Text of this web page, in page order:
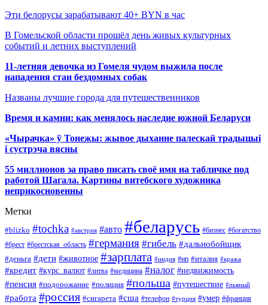
Эти белорусы зарабатывают 40+ BYN в час
В Гомельской области прошёл день живых культурных
событий и летних выступлений
11-летняя девочка из Гомеля чудом выжила после
нападения стаи бездомных собак
Названы лучшие города для путешественников
Время и камни: как менялось наследие южной Беларуси
«Чырачка» ў Тонежы: жывое дыханне палескай традыцыі
і сустрэча вясны
55 миллионов за право писать своё имя на табличке под
работой Шагала. Картины витебского художника
неприкосновенны
Метки
#blizko #tochka #австрия #авто #беларусь #бизнес #богатство
#брест #брестская_область #германия #гибель #дальнобойщик
#деньга #дети #животное #зарплата #индия #ип #италия #кража
#кредит #курс_валют #литва #медицина #налог #недвижимость
#пенсия #подорожание #полиция #польша #путешествие #пьяный
#работа #россия #сигарета #сша #телефон #турция #умер #франция